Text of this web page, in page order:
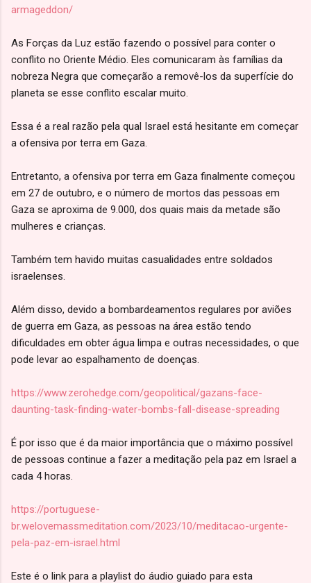
armageddon/
As Forças da Luz estão fazendo o possível para conter o
conflito no Oriente Médio. Eles comunicaram às famílias da
nobreza Negra que começarão a removê-los da superfície do
planeta se esse conflito escalar muito.
Essa é a real razão pela qual Israel está hesitante em começar
a ofensiva por terra em Gaza.
Entretanto, a ofensiva por terra em Gaza finalmente começou
em 27 de outubro, e o número de mortos das pessoas em
Gaza se aproxima de 9.000, dos quais mais da metade são
mulheres e crianças.
Também tem havido muitas casualidades entre soldados
israelenses.
Além disso, devido a bombardeamentos regulares por aviões
de guerra em Gaza, as pessoas na área estão tendo
dificuldades em obter água limpa e outras necessidades, o que
pode levar ao espalhamento de doenças.
https://www.zerohedge.com/geopolitical/gazans-face-
daunting-task-finding-water-bombs-fall-disease-spreading
É por isso que é da maior importância que o máximo possível
de pessoas continue a fazer a meditação pela paz em Israel a
cada 4 horas.
https://portuguese-
br.welovemassmeditation.com/2023/10/meditacao-urgente-
pela-paz-em-israel.html
Este é o link para a playlist do áudio guiado para esta